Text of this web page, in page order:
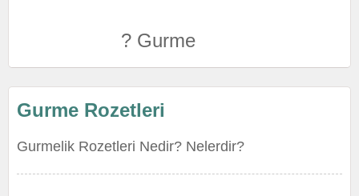
? Gurme
Gurme Rozetleri
Gurmelik Rozetleri Nedir? Nelerdir?